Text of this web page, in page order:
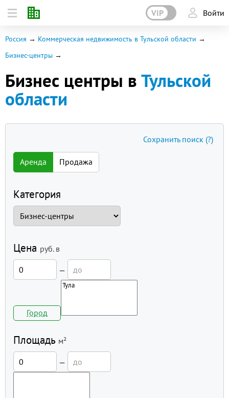
VIP Войти
Россия
Коммерческая недвижимость в Тульской области
Бизнес-центры
Бизнес центры вТульской
области
Аренда Продажа
Категория
Цена руб. в
—
Город
Площадь м²
—
Сохранить поиск (?)